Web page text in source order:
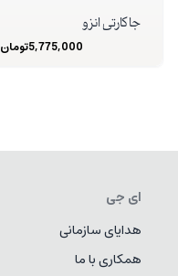
جا کارتی انزو
5,775,000تومان
ای جی
هدایای سازمانی
همکاری با ما